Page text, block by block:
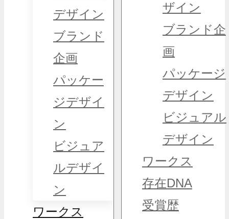
デザイン
ブランド
企画
パッケー
ジデザイ
ン
ビジュア
ルデザイ
ン
ワークス
ザイン
ブランド企
画
パッケージ
デザイン
ビジュアル
デザイン
ワークス
存在DNA
受賞歴